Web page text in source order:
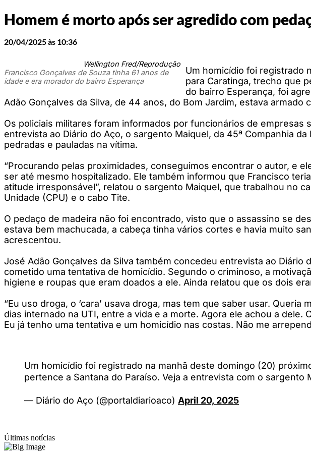
Homem é morto após ser agredido com
20/04/2025 às 10:36
Wellington Fred/Reprodução
Francisco Gonçalves de Souza tinha 61 anos de
idade e era morador do bairro Esperança
Um homicídio foi registrado
para Caratinga, trecho que
do bairro Esperança, foi
Adão Gonçalves da Silva, de 44 anos, do Bom Jardim, estava
Os policiais militares foram informados por funcionários de
entrevista ao Diário do Aço, o sargento Maiquel, da 45ª Companhia
pedradas e pauladas na vítima.
“Procurando pelas proximidades, conseguimos encontrar o autor, e
ser até mesmo hospitalizado. Ele também informou que Francisco
atitude irresponsável”, relatou o sargento Maiquel, que trabalhou no
Unidade (CPU) e o cabo Tite.
O pedaço de madeira não foi encontrado, visto que o assassino se
estava bem machucada, a cabeça tinha vários cortes e havia muito
acrescentou.
José Adão Gonçalves da Silva também concedeu entrevista ao
cometido uma tentativa de homicídio. Segundo o criminoso, a
higiene e roupas que eram doados a ele. Ainda relatou que os dois
“Eu uso droga, o ‘cara’ usava droga, mas tem que saber usar.
dias internado na UTI, entre a vida e a morte. Agora ele achou a
Eu já tenho uma tentativa e um homicídio nas costas. Não me
Um homicídio foi registrado na manhã deste domingo (20)
pertence a Santana do Paraíso. Veja a entrevista com o sargento
— Diário do Aço (@portaldiarioaco) April 20, 2025
Últimas notícias